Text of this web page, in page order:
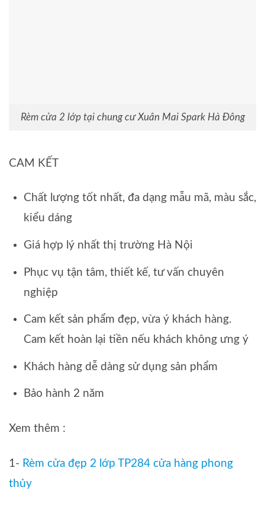
Rèm cửa 2 lớp tại chung cư Xuân Mai Spark Hà Đông
CAM KẾT
Chất lượng tốt nhất, đa dạng mẫu mã, màu sắc,
kiểu dáng
Giá hợp lý nhất thị trường Hà Nội
Phục vụ tận tâm, thiết kế, tư vấn chuyên
nghiệp
Cam kết sản phẩm đẹp, vừa ý khách hàng.
Cam kết hoàn lại tiền nếu khách không ưng ý
Khách hàng dễ dàng sử dụng sản phẩm
Bảo hành 2 năm
Xem thêm :
1- Rèm cửa đẹp 2 lớp TP284 cửa hàng phong
thủy